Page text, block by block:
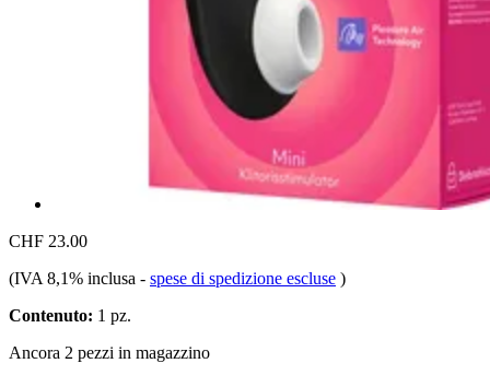
CHF 23.00
(IVA 8,1% inclusa - spese di spedizione escluse )
Contenuto: 1 pz.
Ancora 2 pezzi in magazzino